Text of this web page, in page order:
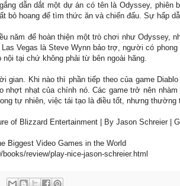
dẫn dắt một dự án có tên là Odyssey,
bỏ hoang để tìm thức ăn và chiến đấu. Sự hấp
năm để hoàn thiện một trò chơi như Odyssey,
Vegas là Steve Wynn bảo trợ, người có
tại chứ không phải từ bên ngoài hãng.
gian. Khi nào thì phần tiếp theo của game
nhợt nhạt của chính nó. Các game trở nên
tự nhiên, việc tái tạo là điều tốt, nhưng
of Blizzard Entertainment | By Jason Schreier |
Biggest Video Games in the World
review/play-nice-jason-schreier.html